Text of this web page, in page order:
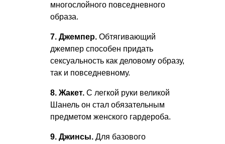
многослойного повседневного
образа.
7. Джемпер. Обтягивающий
джемпер способен придать
сексуальность как деловому образу,
так и повседневному.
8. Жакет. С легкой руки великой
Шанель он стал обязательным
предметом женского гардероба.
9. Джинсы. Для базового